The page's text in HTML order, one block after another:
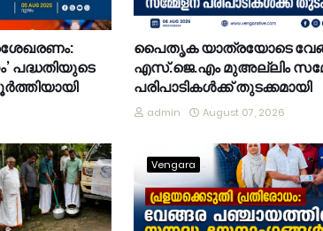
പദ്ധതിയുടെ
പൈതൃക യാത്രയോടെ
എസ്.ജെ.എം മുഅല്ലിം
പരിപാടികൾക്ക് തുടക്കമായി
admin August 07, 2026
Vengara